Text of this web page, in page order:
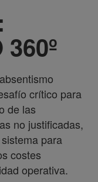
crítico para
de las
no justificadas,
para
costes
operativa.